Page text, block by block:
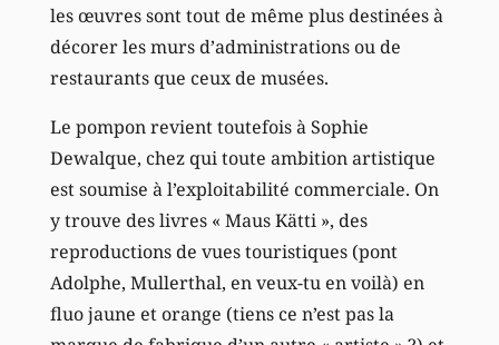
les œuvres sont tout de même plus destinées à
décorer les murs d’administrations ou de
restaurants que ceux de musées.
Le pompon revient toutefois à Sophie
Dewalque, chez qui toute ambition artistique
est soumise à l’exploitabilité commerciale. On
y trouve des livres « Maus Kätti », des
reproductions de vues touristiques (pont
Adolphe, Mullerthal, en veux-tu en voilà) en
fluo jaune et orange (tiens ce n’est pas la